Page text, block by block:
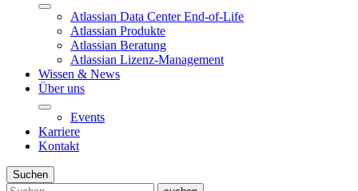
Atlassian Data Center End-of-Life
Atlassian Produkte
Atlassian Beratung
Atlassian Lizenz-Management
Wissen & News
Über uns
Events
Karriere
Kontakt
Suchen